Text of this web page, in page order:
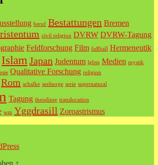
beruf Bestattungen Bremen
civil religion DVRW DVRW-Tagung
Feldforschung Film fußball Hermeneutik
Islam Japan Judentum lgbtq Medien mystik
Qualitative Forschung religion
Rom schalke seelsorge serie supernatural
Tagung theodizee translocation
wm Yggdrasill Zoroastrismus
↑